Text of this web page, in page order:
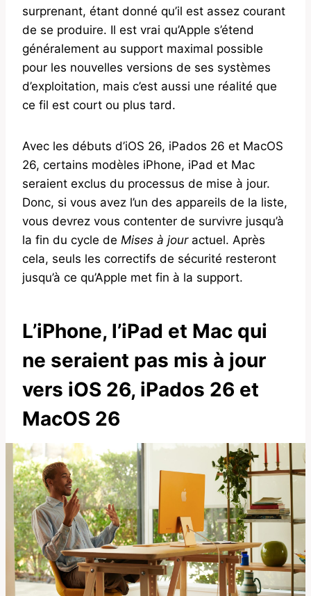
surprenant, étant donné qu’il est assez courant
de se produire. Il est vrai qu’Apple s’étend
généralement au support maximal possible
pour les nouvelles versions de ses systèmes
d’exploitation, mais c’est aussi une réalité que
ce fil est court ou plus tard.
Avec les débuts d’iOS 26, iPados 26 et MacOS
26, certains modèles iPhone, iPad et Mac
seraient exclus du processus de mise à jour.
Donc, si vous avez l’un des appareils de la liste,
vous devrez vous contenter de survivre jusqu’à
la fin du cycle de Mises à jouractuel. Après
cela, seuls les correctifs de sécurité resteront
jusqu’à ce qu’Apple met fin à la support.
L’iPhone, l’iPad et Mac qui
ne seraient pas mis à jour
vers iOS 26, iPados 26 et
MacOS 26